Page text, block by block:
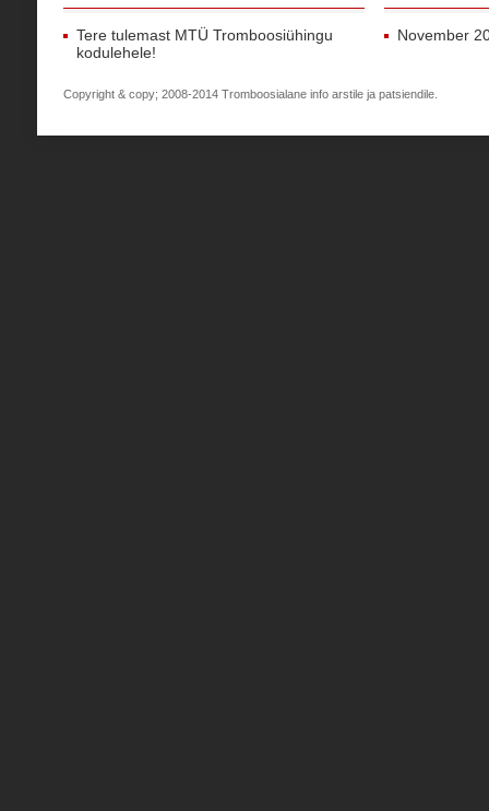
Tere tulemast MTÜ Tromboosiühingu
kodulehele!
November
Copyright & copy; 2008-2014 Tromboosialane info arstile ja patsiendile.